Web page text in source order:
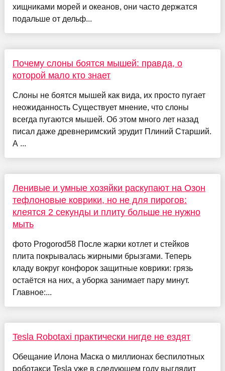
хищниками морей и океанов, они часто держатся
подальше от дельф...
Почему слоны боятся мышей: правда, о
которой мало кто знает
Слоны не боятся мышей как вида, их просто пугает
неожиданность Существует мнение, что слоны
всегда пугаются мышей. Об этом много лет назад
писал даже древнеримский эрудит Плиний Старший.
А ...
Ленивые и умные хозяйки раскупают на Озон
тефлоновые коврики, но не для пирогов:
клеятся 2 секунды и плиту больше не нужно
мыть
фото Progorod58 После жарки котлет и стейков
плита покрывалась жирными брызгами. Теперь
кладу вокруг конфорок защитные коврики: грязь
остаётся на них, а уборка занимает пару минут.
Главное:...
Tesla Robotaxi практически нигде не ездят
Обещание Илона Маска о миллионах беспилотных
роботакси Tesla уже в следующем году выглядит